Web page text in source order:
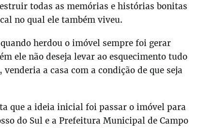
todas as memórias e histórias bonitas
no qual ele também viveu.
herdou o imóvel sempre foi gerar
ele não deseja levar ao esquecimento tudo
a casa com a condição de que seja
que a ideia inicial foi passar o imóvel para
do Sul e a Prefeitura Municipal de Campo